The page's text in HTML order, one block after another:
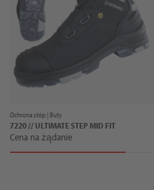
Ochrona stóp | Buty
7220 // ULTIMATE STEP MID FIT
Cena na żądanie